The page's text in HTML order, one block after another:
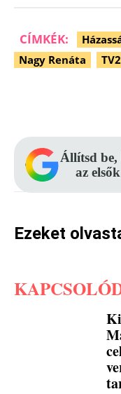
CÍMKÉK:
Nagy Renáta
TV2
Állítsd
az
Ezeket